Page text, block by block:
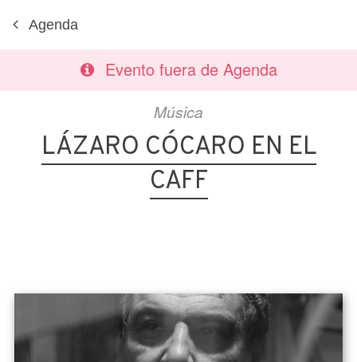
Agenda
Evento fuera de Agenda
Música
LÁZARO CÓCARO EN EL
CAFF